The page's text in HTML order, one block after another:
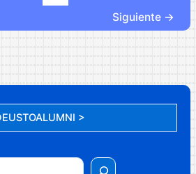
>
(Verdi
y
Alemania)
Siguiente →